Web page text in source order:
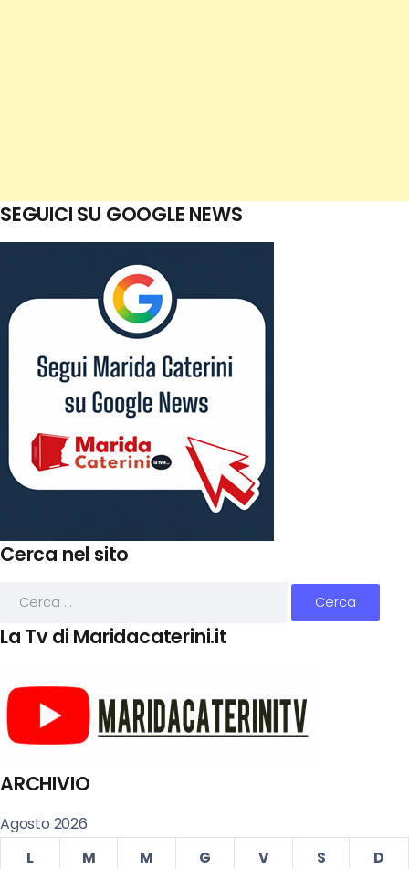
SEGUICI SU GOOGLE NEWS
Cerca nel sito
La Tv di Maridacaterini.it
ARCHIVIO
Agosto 2026
L
M M G V S
D